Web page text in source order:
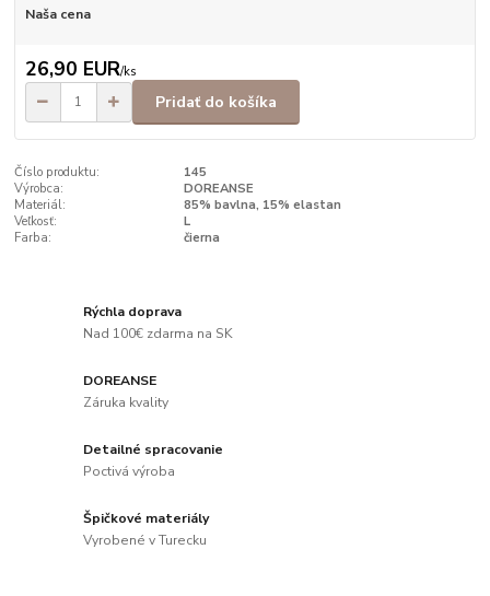
Naša cena
26,90 EUR/ks
Pridať do košíka
Číslo produktu:
145
Výrobca:
DOREANSE
Materiál:
85% bavlna, 15% elastan
Veľkosť:
L
Farba:
čierna
Rýchla doprava
Nad 100€ zdarma na SK
DOREANSE
Záruka kvality
Detailné spracovanie
Poctivá výroba
Špičkové materiály
Vyrobené v Turecku